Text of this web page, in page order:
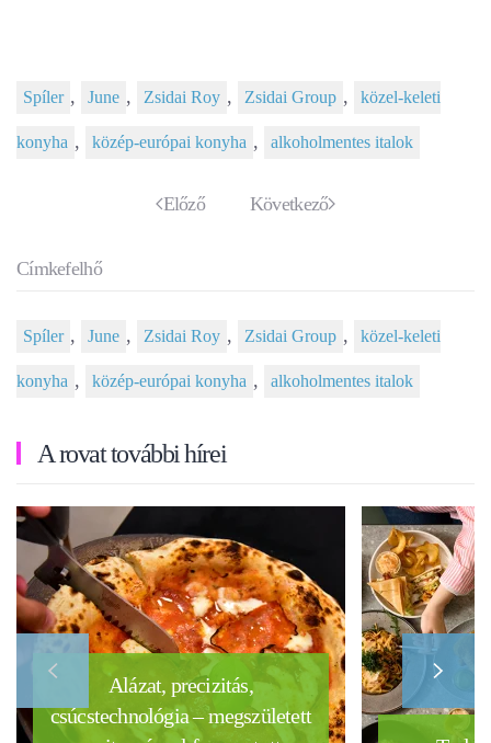
Spíler , June , Zsidai Roy , Zsidai Group , közel-keleti
konyha , közép-európai konyha , alkoholmentes italok
Előző Következő
Címkefelhő
Spíler , June , Zsidai Roy , Zsidai Group , közel-keleti
konyha , közép-európai konyha , alkoholmentes italok
A rovat további hírei
Alázat, precizitás,
csúcstechnológia – megszületett